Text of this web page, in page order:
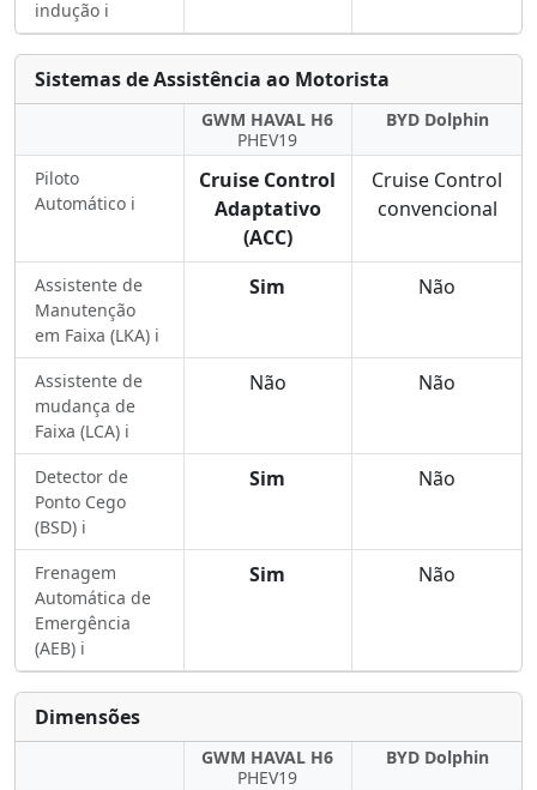
indução ℹ️
Sistemas de Assistência ao Motorista
GWM HAVAL H6
PHEV19
BYD Dolphin
Piloto
Automático ℹ️
Cruise Control
Adaptativo
(ACC)
Cruise Control
convencional
Assistente de
Manutenção
em Faixa (LKA) ℹ️
Sim Não
Assistente de
mudança de
Faixa (LCA) ℹ️
Não Não
Detector de
Ponto Cego
(BSD) ℹ️
Sim Não
Frenagem
Automática de
Emergência
(AEB) ℹ️
Sim Não
Dimensões
GWM HAVAL H6
PHEV19
BYD Dolphin